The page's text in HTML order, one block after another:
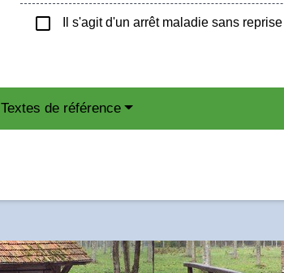
check_box_outline_blank Il s'agit d'un arrêt maladie sans
Textes de référence